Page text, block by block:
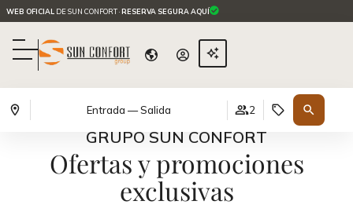
WEB OFICIAL DE SUN CONFORT ·RESERVA SEGURA AQUÍ
Entrada — Salida 2
GRUPO SUN CONFORT
Ofertas y promociones
exclusivas